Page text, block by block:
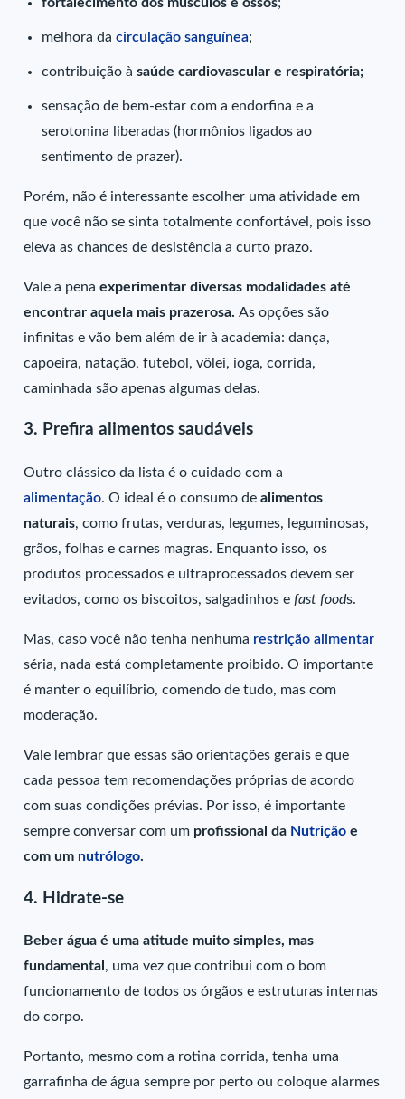
melhora dacirculação sanguínea;
contribuição àsaúde cardiovascular e respiratória;
sensação de bem-estar com a endorfina e a
serotonina liberadas (hormônios ligados ao
sentimento de prazer).
Porém, não é interessante escolher uma atividade em
que você não se sinta totalmente confortável, pois isso
eleva as chances de desistência a curto prazo.
Vale a penaexperimentar diversas modalidades até
encontrar aquela mais prazerosa.As opções são
infinitas e vão bem além de ir à academia: dança,
capoeira, natação, futebol, vôlei, ioga, corrida,
caminhada são apenas algumas delas.
3. Prefira alimentos saudáveis
Outro clássico da lista é o cuidado com a
alimentação. O ideal é o consumo de alimentos
naturais, como frutas, verduras, legumes, leguminosas,
grãos, folhas e carnes magras. Enquanto isso, os
produtos processados e ultraprocessados devem ser
evitados, como os biscoitos, salgadinhos efast foods.
Mas, caso você não tenha nenhuma restrição alimentar
séria, nada está completamente proibido. O importante
é manter o equilíbrio, comendo de tudo, mas com
moderação.
Vale lembrar que essas são orientações gerais e que
cada pessoa tem recomendações próprias de acordo
com suas condições prévias. Por isso, é importante
sempre conversar com um profissional da Nutrição e
com um nutrólogo.
4. Hidrate-se
Beber água é uma atitude muito simples, mas
fundamental , uma vez que contribui com o bom
funcionamento de todos os órgãos e estruturas internas
do corpo.
Portanto, mesmo com a rotina corrida, tenha uma
garrafinha de água sempre por perto ou coloque alarmes